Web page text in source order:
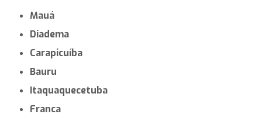
Mauá
Diadema
Carapicuíba
Bauru
Itaquaquecetuba
Franca